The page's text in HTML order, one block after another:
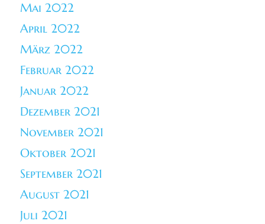
Mai 2022
April 2022
März 2022
Februar 2022
Januar 2022
Dezember 2021
November 2021
Oktober 2021
September 2021
August 2021
Juli 2021